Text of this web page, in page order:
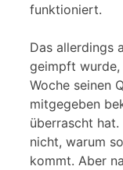
funktioniert.
Das allerdings
geimpft
Woche seinen
mitgegeben
überrascht
nicht, warum
kommt. Aber